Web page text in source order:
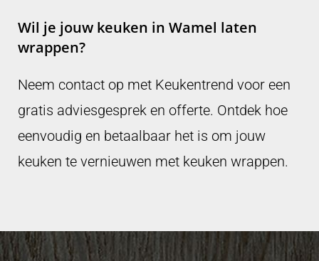
Wil je jouw keuken in Wamel laten
wrappen?
Neem contact op met Keukentrend voor een
gratis adviesgesprek en offerte. Ontdek hoe
eenvoudig en betaalbaar het is om jouw
keuken te vernieuwen met keuken wrappen.